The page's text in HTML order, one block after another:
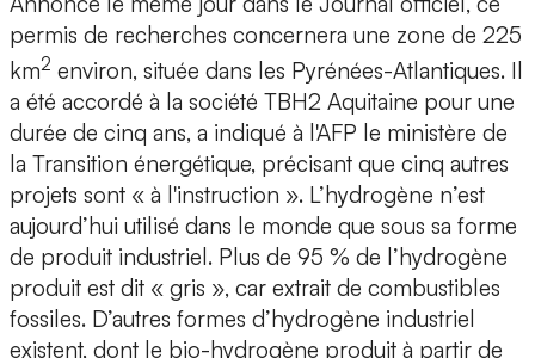
permis de recherches concernera une zone de 225
km2 environ, située dans les Pyrénées-Atlantiques. Il
a été accordé à la société TBH2 Aquitaine pour une
durée de cinq ans, a indiqué à l'AFP le ministère de
la Transition énergétique, précisant que cinq autres
projets sont « à l'instruction ». L’hydrogène n’est
aujourd’hui utilisé dans le monde que sous sa forme
de produit industriel. Plus de 95 % de l’hydrogène
produit est dit « gris », car extrait de combustibles
fossiles. D’autres formes d’hydrogène industriel
existent, dont le bio-hydrogène produit à partir de